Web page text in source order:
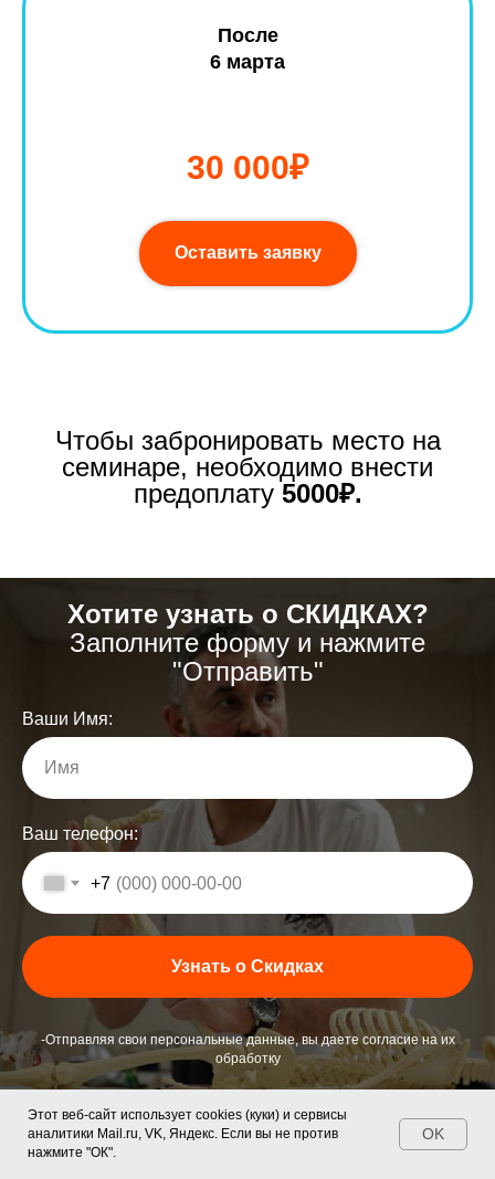
После
6 марта
30 000₽
Оставить заявку
Чтобы забронировать место на
семинаре, необходимо внести
предоплату 5000₽.
Хотите узнать о СКИДКАХ?
Заполните форму и нажмите
"Отправить"
Ваши Имя:
Имя
Ваш телефон:
+7
Узнать о Скидках
-Отправляя свои персональные данные, вы даете согласие на их
обработку
Написать нам!
Этот веб-сайт использует cookies (куки) и сервисы
аналитики Mail.ru, VK, Яндекс. Если вы не против
нажмите "ОК".
OK